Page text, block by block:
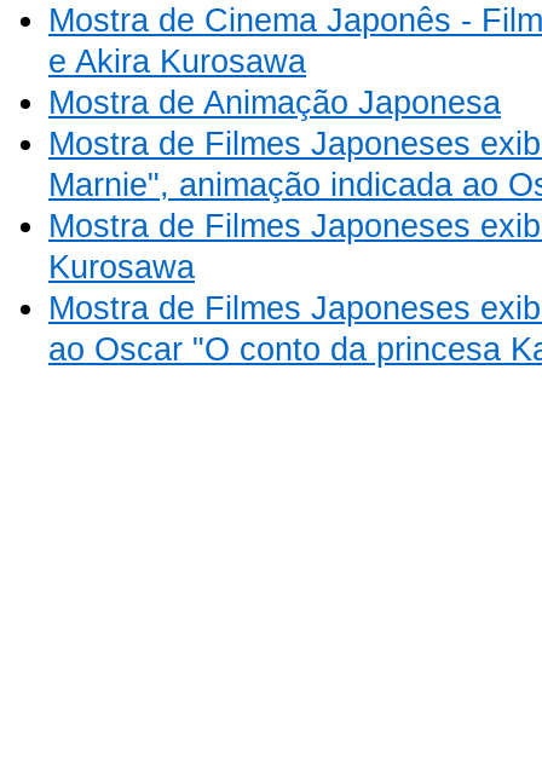
Mostra de Cinema Japonês -
e Akira Kurosawa
Mostra de Animação Japonesa
Mostra de Filmes Japoneses
Marnie", animação indicada ao
Mostra de Filmes Japoneses
Kurosawa
Mostra de Filmes Japoneses
ao Oscar "O conto da princesa